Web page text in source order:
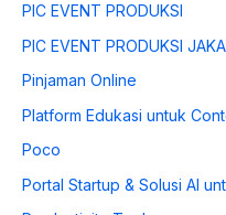
PIC EVENT PRODUKSI
PIC EVENT PRODUKSI
Pinjaman Online
Platform Edukasi untuk
Poco
Portal Startup & Solusi AI